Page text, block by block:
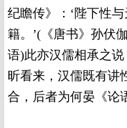
纪瞻传》：‘陛下性
籍。’(《唐书》孙伏
语)此亦汉儒相承之
昕看来，汉儒既有讲
合，后者为何晏《论